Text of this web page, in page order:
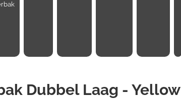
Dubbel Laag - Yellow